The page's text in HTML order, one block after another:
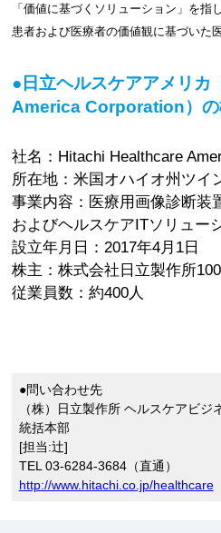
「価値に基づくソリューション」を指
患者および医療者の価値観に基づいた
●日立ヘルスケアアメリ
America Corporation）の
社名：Hitachi Healthcare
所在地：米国オハイオ州ツイ
事業内容：医療用画像診断装
およびヘルスケアITソリュー
設立年月日：2017年4月1日
株主：株式会社日立製作所
従業員数：約400人
●問い合わせ先
（株）日立製作所 ヘルスケアビ
統括本部
[担当:辻]
TEL 03-6284-3684（直通）
http://www.hitachi.co.jp/healthcare